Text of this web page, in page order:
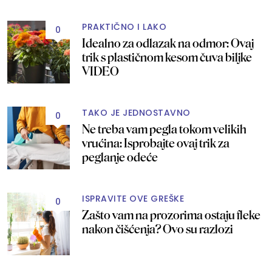
0 PRAKTIČNO I LAKO
Idealno za odlazak na odmor: Ovaj
trik s plastičnom kesom čuva biljke
VIDEO
0 TAKO JE JEDNOSTAVNO
Ne treba vam pegla tokom velikih
vrućina: Isprobajte ovaj trik za
peglanje odeće
0 ISPRAVITE OVE GREŠKE
Zašto vam na prozorima ostaju fleke
nakon čišćenja? Ovo su razlozi